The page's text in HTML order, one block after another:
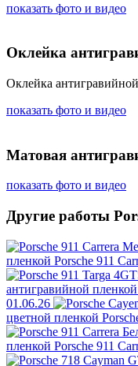
показать фото и видео
Оклейка
Оклейка
показать фото и видео
Матовая
показать фото и видео
Другие работы
пленкой Porsche 911
антигравийной пленкой
01.06.26
цветной пленкой
пленкой Porsche 911